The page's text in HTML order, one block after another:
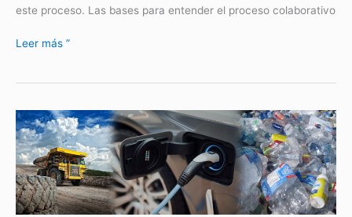
este proceso. Las bases para entender el proceso colaborativo
Leer más ”
USACH
se
adjudica
ocho
proyectos
FONDEF